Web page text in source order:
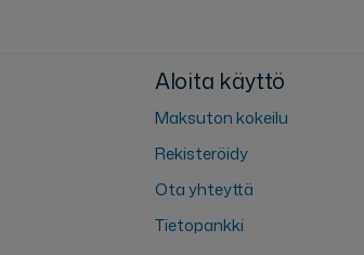
Aloita käyttö
Maksuton kokeilu
Rekisteröidy
Ota yhteyttä
Tietopankki